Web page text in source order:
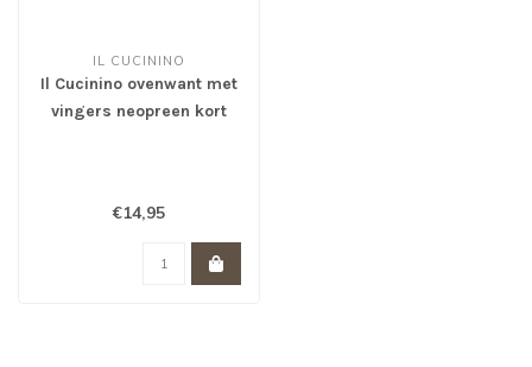
IL CUCININO
Il Cucinino ovenwant met
vingers neopreen kort
€14,95